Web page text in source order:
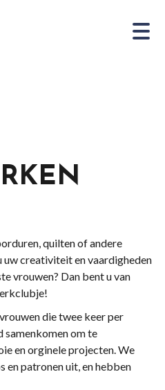
quilten of andere
creativiteit en vaardigheden
vrouwen? Dan bent u van
die twee keer per
samenkomen om te
en orginele projecten. We
en patronen uit, en hebben